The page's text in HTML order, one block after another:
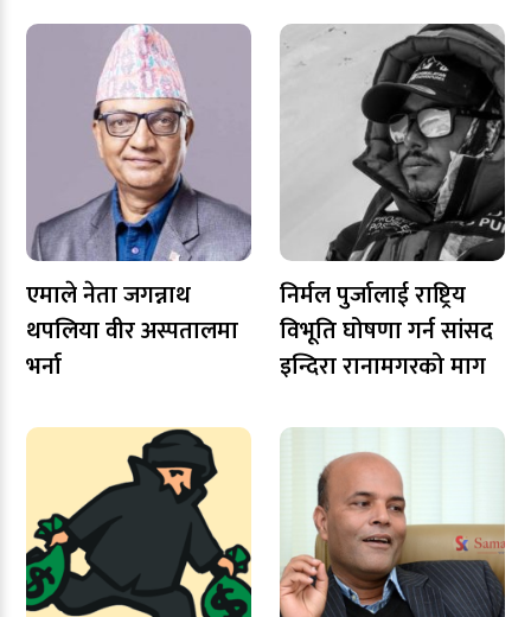
एमाले नेता जगन्नाथ
थपलिया वीर अस्पतालमा
भर्ना
निर्मल पुर्जालाई राष्ट्रिय
विभूति घोषणा गर्न सांसद
इन्दिरा रानामगरको माग